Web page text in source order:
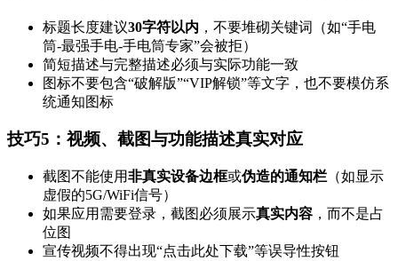
标题长度建议30字符以内 ，不要堆砌关键词（如“手电
筒-最强手电-手电筒专家”会被拒）
简短描述与完整描述必须与实际功能一致
图标不要包含“破解版”“VIP解锁”等文字，也不要模仿系
统通知图标
技巧5：视频、截图与功能描述真实对应
截图不能使用非真实设备边框或伪造的通知栏 （如显示
虚假的5G/WiFi信号）
如果应用需要登录，截图必须展示真实内容 ，而不是占
位图
宣传视频不得出现“点击此处下载”等误导性按钮